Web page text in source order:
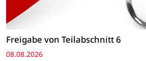
Freigabe von Teilabschnitt 6
08.08.2026